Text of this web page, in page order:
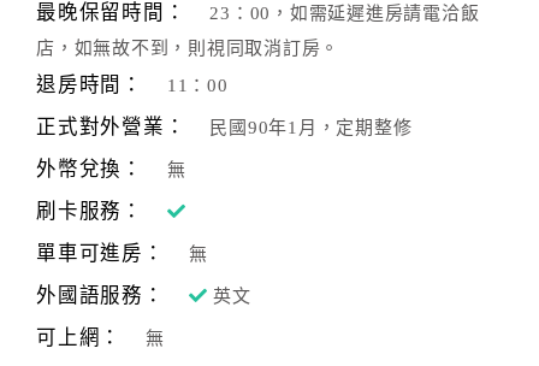
最晚保留時間：
23：00，如需延遲進房請電洽飯
店，如無故不到，則視同取消訂房。
退房時間： 11：00
正式對外營業： 民國90年1月，定期整修
外幣兌換： 無
刷卡服務：
單車可進房：
無
外國語服務： 英文
可上網： 無